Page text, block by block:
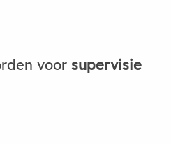
voor supervisie